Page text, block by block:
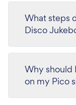
What steps
Disco
Why should
on my Pico